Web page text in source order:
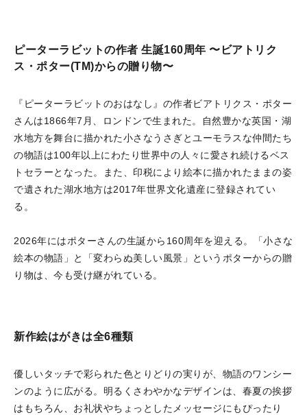
ピーターラビットの作者 生誕160周年 〜ビアトリク
ス・ポター(TM)からの贈り物〜
『ピーターラビットのおはなし』の作者ビアトリクス・ポター
さんは1866年7月、ロンドンで生まれた。自然豊かな英国・湖
水地方を舞台に描かれた小さなうさぎとユーモラスな仲間たち
の物語は100年以上にわたり世界中の人々に愛され続けるベス
トセラーとなった。また、印税により絵本に描かれたままの姿
で遺された湖水地方は2017年世界文化遺産に登録されてい
る。
2026年にはポターさんの生誕から160周年を迎える。「小さな
絵本の物語」と「変わらぬ美しい風景」というポターからの贈
り物は、今も受け継がれている。
新作絵はがきは全6種類
優しいタッチで彩られた色とりどりの実りが、物語のワンシー
ンのように広がる。明るくさわやかなデザインは、春夏の挨拶
はもちろん、お礼状やちょっとしたメッセージにもぴったり